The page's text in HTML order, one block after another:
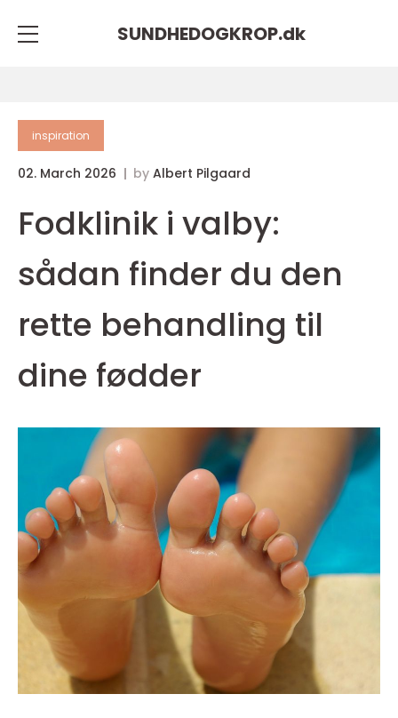
SUNDHEDOGKROP.dk
inspiration
02. March 2026 by Albert Pilgaard
Fodklinik i valby:
sådan finder du den
rette behandling til
dine fødder